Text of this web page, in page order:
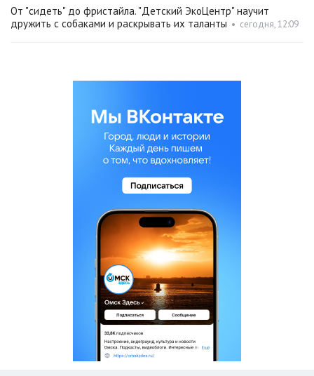
От "сидеть" до фристайла. "Детский ЭкоЦентр" научит
дружить с собаками и раскрывать их таланты • сегодня, 12:09